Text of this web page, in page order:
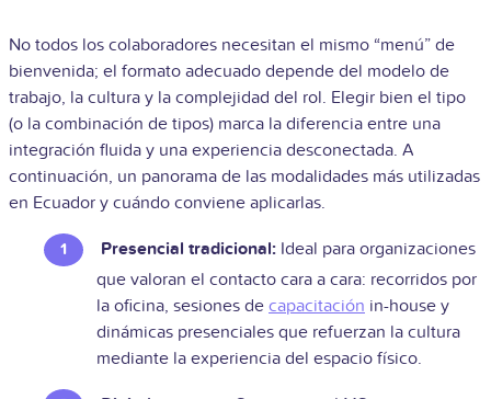
No todos los colaboradores necesitan el mismo “menú” de
bienvenida; el formato adecuado depende del modelo de
trabajo, la cultura y la complejidad del rol. Elegir bien el tipo
(o la combinación de tipos) marca la diferencia entre una
integración fluida y una experiencia desconectada. A
continuación, un panorama de las modalidades más utilizadas
en Ecuador y cuándo conviene aplicarlas.
Presencial tradicional: Ideal para organizaciones
que valoran el contacto cara a cara: recorridos por
la oficina, sesiones de capacitación in-house y
dinámicas presenciales que refuerzan la cultura
mediante la experiencia del espacio físico.